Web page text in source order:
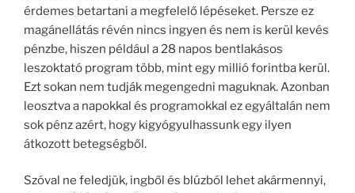
érdemes betartani a megfelelő lépéseket. Persze ez
magánellátás révén nincs ingyen és nem is kerül kevés
pénzbe, hiszen például a 28 napos bentlakásos
leszoktató program több, mint egy millió forintba kerül.
Ezt sokan nem tudják megengedni maguknak. Azonban
leosztva a napokkal és programokkal ez egyáltalán nem
sok pénz azért, hogy kigyógyulhassunk egy ilyen
átkozott betegségből.
Szóval ne feledjük, ingből és blúzból lehet akármennyi,